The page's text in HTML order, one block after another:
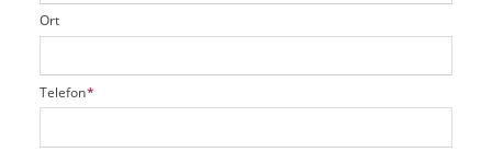
Ort
P
f
Telefon*